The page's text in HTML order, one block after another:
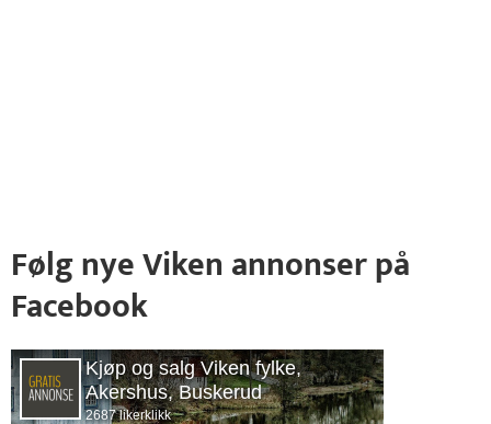
Følg nye Viken annonser på
Facebook
Kjøp og salg Viken fylke,
Akershus, Buskerud
2687 likerklikk